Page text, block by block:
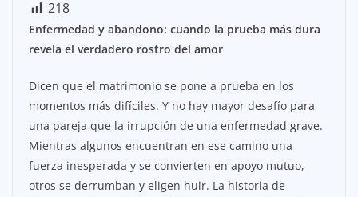
218
Enfermedad y abandono: cuando la prueba más dura
revela el verdadero rostro del amor
Dicen que el matrimonio se pone a prueba en los
momentos más difíciles. Y no hay mayor desafío para
una pareja que la irrupción de una enfermedad grave.
Mientras algunos encuentran en ese camino una
fuerza inesperada y se convierten en apoyo mutuo,
otros se derrumban y eligen huir. La historia de